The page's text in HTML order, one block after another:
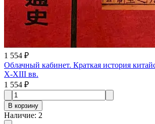
1 554 ₽
Облачный кабинет. Краткая история
X-XIII вв.
1 554 ₽
В корзину
Наличие: 2